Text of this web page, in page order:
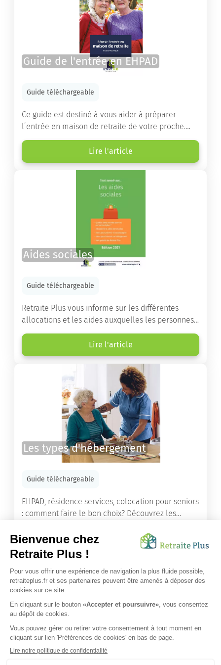
Guide de l'entrée en EHPAD
Guide téléchargeable
Ce guide est destiné à vous aider à préparer
l’entrée en maison de retraite de votre proche.
Vous y trouverez un panorama des différents types
d’établissements ainsi que des conseils pratiques
destinés à orienter les familles et à leur faciliter
Lire l'article
Aides sociales
Guide téléchargeable
Retraite Plus vous informe sur les différentes
allocations et les aides auxquelles les personnes
âgées ont droit pour financer un séjour en maison
de retraite ou un maintien à domicile.
Lire l'article
Les types d'hébergement
Guide téléchargeable
EHPAD, résidence services, colocation pour seniors
: comment faire le bon choix? Découvrez les
ainés.
Lire l'article
Vous avez besoin d’une aide de nos équipes ?
Obtenir les tarifs & disponibilités